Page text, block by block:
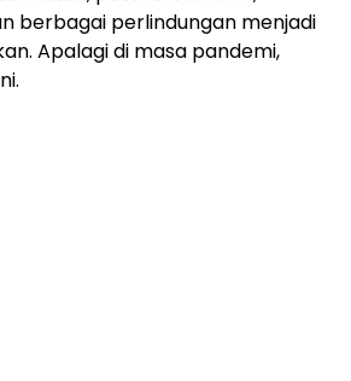
berbagai perlindungan menjadi
Apalagi di masa pandemi,